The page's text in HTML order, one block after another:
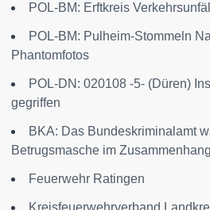
POL-BM: Erftkreis
POL-BM: Pulheim-Stommeln
Phantomfotos
POL-DN: 020108 -5- (Düren)
gegriffen
BKA: Das Bundeskriminalamt
Betrugsmasche im
Feuerwehr Ratingen
Kreisfeuerwehrverband